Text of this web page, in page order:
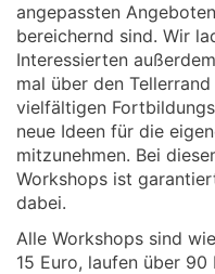
angepassten
bereichernd sind. Wir
Interessierten
mal über den
vielfältigen
neue Ideen für die
mitzunehmen. Bei
Workshops ist
dabei.
Alle Workshops sind
15 Euro, laufen über